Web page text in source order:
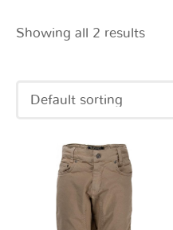
Showing all 2 results